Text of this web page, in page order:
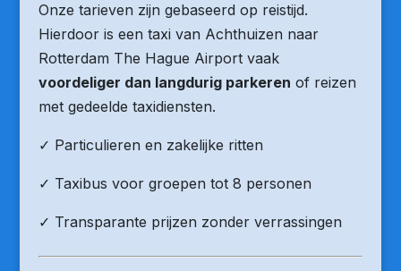
Onze tarieven zijn gebaseerd op reistijd.
Hierdoor is een taxi van Achthuizen naar
Rotterdam The Hague Airport vaak
voordeliger dan langdurig parkeren of reizen
met gedeelde taxidiensten.
✓ Particulieren en zakelijke ritten
✓ Taxibus voor groepen tot 8 personen
✓ Transparante prijzen zonder verrassingen